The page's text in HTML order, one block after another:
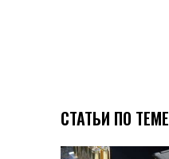
СТАТЬИ ПО ТЕМЕ